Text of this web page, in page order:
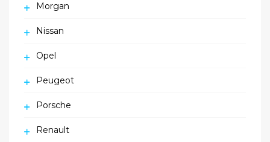
Morgan
Nissan
Opel
Peugeot
Porsche
Renault